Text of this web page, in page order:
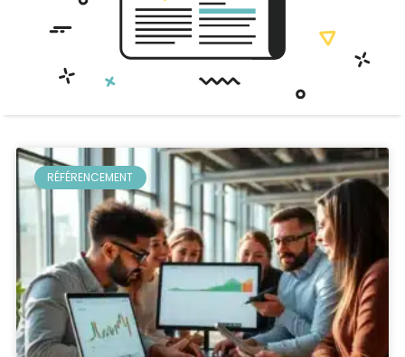
RÉFÉRENCEMENT